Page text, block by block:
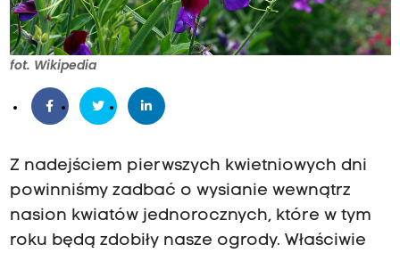
fot. Wikipedia
Z nadejściem pierwszych kwietniowych dni
powinniśmy zadbać o wysianie wewnątrz
nasion kwiatów jednorocznych, które w tym
roku będą zdobiły nasze ogrody. Właściwie